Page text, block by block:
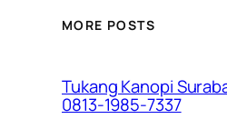
MORE POSTS
Tukang Kanopi
0813-1985-7337